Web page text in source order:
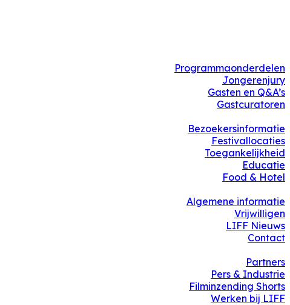
Programmaonderdelen
Jongerenjury
Gasten en Q&A’s
Gastcuratoren
Bezoekersinformatie
Festivallocaties
Toegankelijkheid
Educatie
Food & Hotel
Algemene informatie
Vrijwilligen
LIFF Nieuws
Contact
Partners
Pers & Industrie
Filminzending Shorts
Werken bij LIFF